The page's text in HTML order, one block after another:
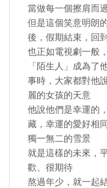
當做每一個擦肩而
但是這個笑意明朗
後，假期結束，回
也正如電視劇一般
「陌生人」成為了
事時，大家都對他
麗的女孩的天意
他說他們是幸運的
藏，幸運的愛好相
獨一無二的雪景
就是這樣的未來，
歡、很期待
熬過年少，就一起